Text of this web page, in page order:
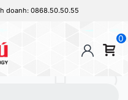
doanh: 0868.50.50.55
0